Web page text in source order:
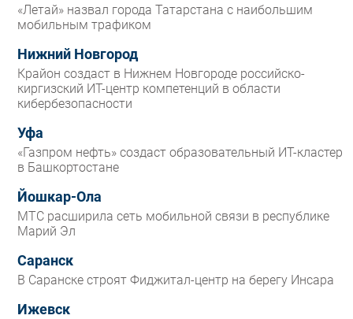
«Летай» назвал города Татарстана с наибольшим
мобильным трафиком
Нижний Новгород
Крайон создаст в Нижнем Новгороде российско-
киргизский ИТ-центр компетенций в области
кибербезопасности
Уфа
«Газпром нефть» создаст образовательный ИТ-кластер
в Башкортостане
Йошкар-Ола
МТС расширила сеть мобильной связи в республике
Марий Эл
Саранск
В Саранске строят Фиджитал-центр на берегу Инсара
Ижевск